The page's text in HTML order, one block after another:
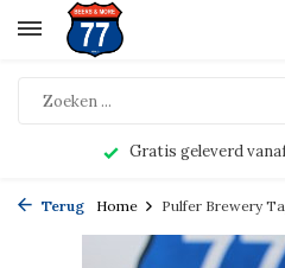
Gratis geleverd
Terug Home Pulfer Brewery